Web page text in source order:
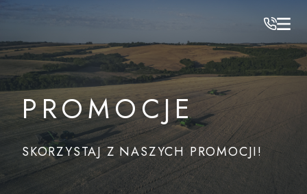
PROMOCJE
SKORZYSTAJ Z NASZYCH PROMOCJI!